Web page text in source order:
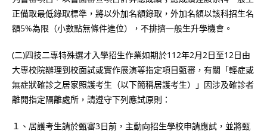
正備取最低錄取標準，將以外加名額錄取，外加名額以該科招生名
額5%為限（小數點無條件進位），不排擠一般生升學機會。
(二)四技二專特殊選才入學招生作業如期於112年2月2日至12日由
大專校院辦理到校面試或實作展演等指定項目甄審，有關「輕症或
無症狀確診之居家照護考生（以下簡稱居護考生）」因涉及確診者
離開指定隔離處所，請遵守下列應試原則：
１、居護考生請於甄審3日前，主動向招生學校申請應試，並將甄